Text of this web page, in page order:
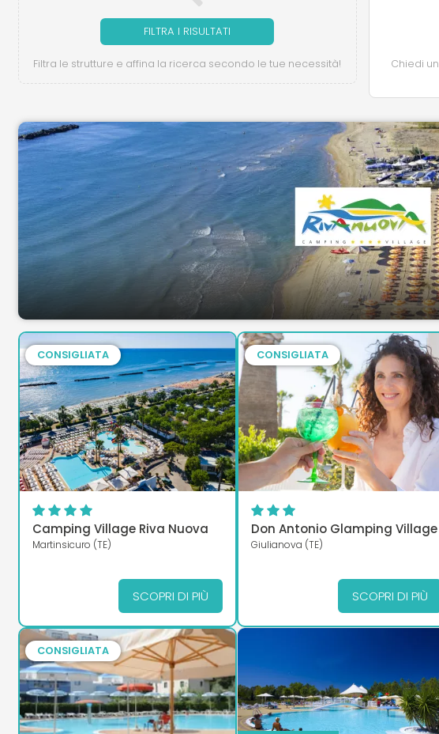
FILTRA I RISULTATI
Filtra le strutture e affina la ricerca secondo le tue necessità!
Chiedi
CONSIGLIATA
Camping Village Riva Nuova
Martinsicuro (TE)
SCOPRI DI PIÙ
CONSIGLIATA
Don Antonio Glamping Village
Giulianova (TE)
SCOPRI DI PIÙ
CONSIGLIATA